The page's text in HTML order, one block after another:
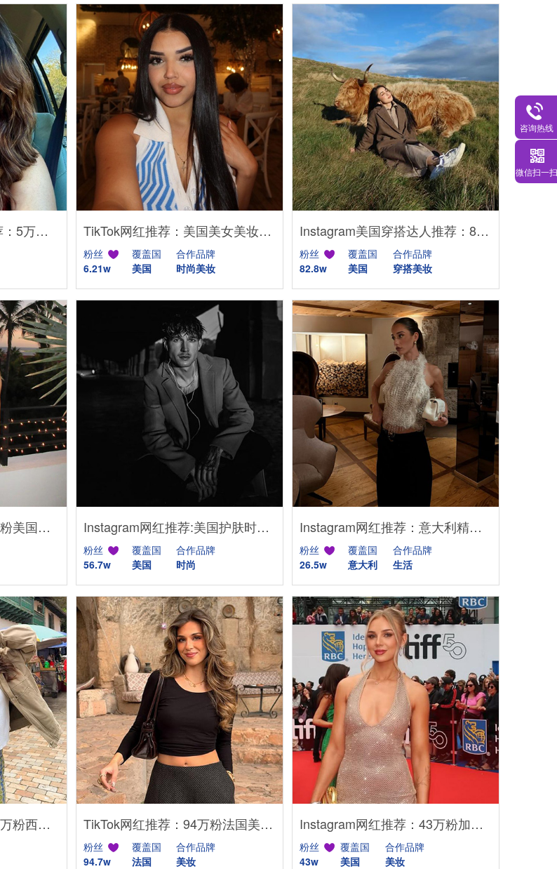
美国TikTok美妆KOL推荐：5万粉高互动美女日常博主 TikTok网红推荐：美国美女美妆时尚达人合作博主
粉丝
6.21w
覆盖国
美国
合作品牌
时尚美妆
Instagram美国穿搭达人推荐：82万粉优质美妆博主，适合品牌种草推广
粉丝
82.8w
覆盖国
美国
合作品牌
穿搭美妆
TikTok网红推荐：820万粉美国头部生活博主，适合美妆品牌合作 Instagram网红推荐:美国护肤时尚海外kol达人账号
粉丝
56.7w
覆盖国
美国
合作品牌
时尚
Instagram网红推荐：意大利精致生活带货海外达人适合美妆服饰推广
粉丝
26.5w
覆盖国
意大利
合作品牌
生活
Instagram网红推荐：91万粉西班牙生活博主适合服饰美妆品牌推广 TikTok网红推荐：94万粉法国美妆博主适合护肤品牌推广
粉丝
94.7w
覆盖国
法国
合作品牌
美妆
Instagram网红推荐：43万粉加拿大美妆博主适合化妆品牌推广
粉丝
43w
覆盖国
美国
合作品牌
美妆
咨询热线
微信扫一扫